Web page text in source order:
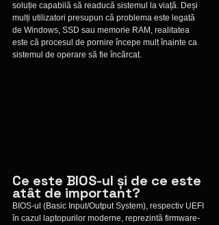
soluție capabilă să readucă sistemul la viață. Deși
mulți utilizatori presupun că problema este legată
de Windows, SSD sau memorie RAM, realitatea
este că procesul de pornire începe mult înainte ca
sistemul de operare să fie încărcat.
Ce este BIOS-ul și de ce este
atât de important?
BIOS-ul (Basic Input/Output System), respectiv UEFI
în cazul laptopurilor moderne, reprezintă firmware-